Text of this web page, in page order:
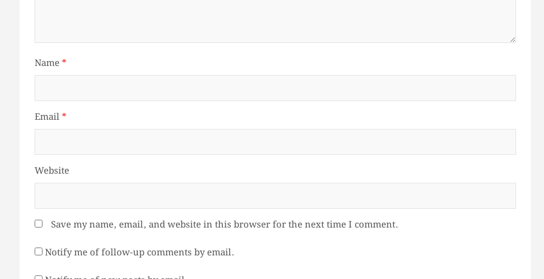
Name*
Email*
Website
Save my name, email, and website in this browser for the next time I comment.
Notify me of follow-up comments by email.